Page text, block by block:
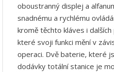
oboustranný displej a
snadnému a rychlému
kromě těchto kláves i dalších
které svoji funkci mění v
operaci. Dvě baterie, které
dodávky totální stanice je